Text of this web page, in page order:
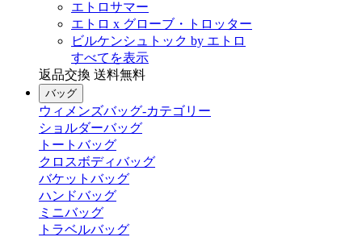
エトロサマー
エトロ x グローブ・トロッター
ビルケンシュトック by エトロ
すべてを表示
返品交換 送料無料
バッグ
ウィメンズバッグ-カテゴリー
ショルダーバッグ
トートバッグ
クロスボディバッグ
バケットバッグ
ハンドバッグ
ミニバッグ
トラベルバッグ